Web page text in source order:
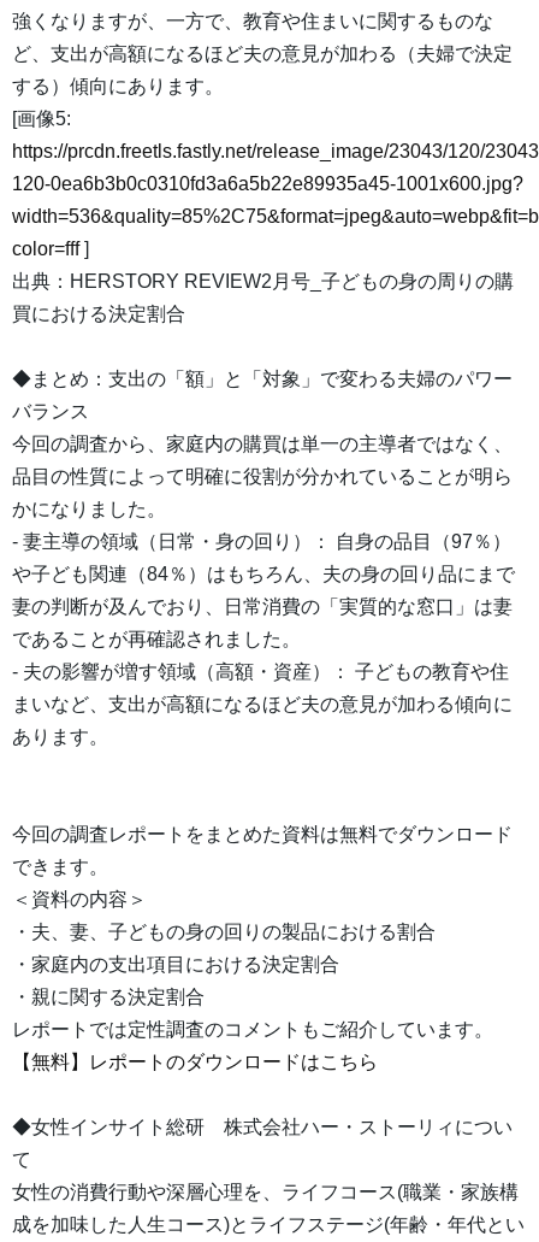
強くなりますが、一方で、教育や住まいに関するものな
ど、支出が高額になるほど夫の意見が加わる（夫婦で決定
する）傾向にあります。
[画像5:
https://prcdn.freetls.fastly.net/release_image/23043/120/
120-0ea6b3b0c0310fd3a6a5b22e89935a45-1001x600.jpg?
color=fff]
出典：HERSTORY REVIEW2月号_子どもの身の周りの購
買における決定割合
◆まとめ：支出の「額」と「対象」で変わる夫婦のパワー
バランス
今回の調査から、家庭内の購買は単一の主導者ではなく、
品目の性質によって明確に役割が分かれていることが明ら
かになりました。
- 妻主導の領域（日常・身の回り）： 自身の品目（97％）
や子ども関連（84％）はもちろん、夫の身の回り品にまで
妻の判断が及んでおり、日常消費の「実質的な窓口」は妻
であることが再確認されました。
- 夫の影響が増す領域（高額・資産）： 子どもの教育や住
まいなど、支出が高額になるほど夫の意見が加わる傾向に
あります。
今回の調査レポートをまとめた資料は無料でダウンロード
できます。
＜資料の内容＞
・夫、妻、子どもの身の回りの製品における割合
・家庭内の支出項目における決定割合
・親に関する決定割合
レポートでは定性調査のコメントもご紹介しています。
【無料】レポートのダウンロードはこちら
◆女性インサイト総研 株式会社ハー・ストーリィについ
て
女性の消費行動や深層心理を、ライフコース(職業・家族構
成を加味した人生コース)とライフステージ(年齢・年代とい